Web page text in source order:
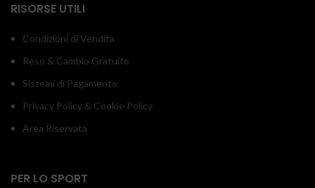
RISORSE UTILI
Condizioni di Vendita
Reso & Cambio Gratuito
Sistemi di Pagamento
Privacy Policy & Cookie Policy
Area Riservata
PER LO SPORT